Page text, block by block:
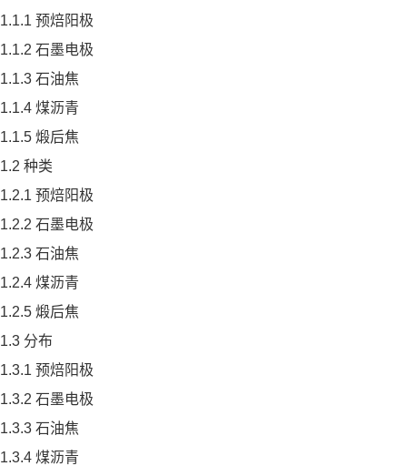
1.1.1 预焙阳极
1.1.2 石墨电极
1.1.3 石油焦
1.1.4 煤沥青
1.1.5 煅后焦
1.2 种类
1.2.1 预焙阳极
1.2.2 石墨电极
1.2.3 石油焦
1.2.4 煤沥青
1.2.5 煅后焦
1.3 分布
1.3.1 预焙阳极
1.3.2 石墨电极
1.3.3 石油焦
1.3.4 煤沥青